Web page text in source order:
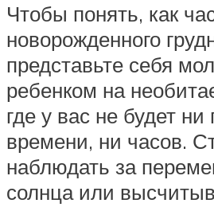
Чтобы понять, как
новорожденного
представьте себя
ребенком на
где у вас не будет ни
времени, ни часов.
наблюдать за
солнца или